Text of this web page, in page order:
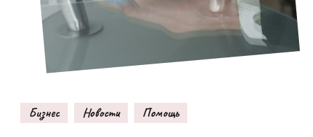
Бизнес Новости Помощь